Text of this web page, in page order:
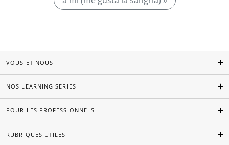
VOUS ET NOUS
NOS LEARNING SERIES
POUR LES PROFESSIONNELS
RUBRIQUES UTILES